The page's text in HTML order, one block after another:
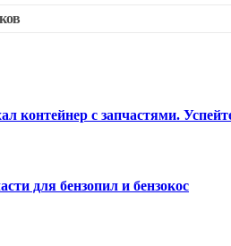
контейнер с запчастями.
для бензопил и бензокос